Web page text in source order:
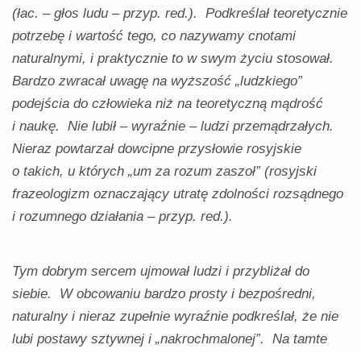
(łac. – głos ludu – przyp. red.). Podkreślał teoretycznie
potrzebę i wartość tego, co nazywamy cnotami
naturalnymi, i praktycznie to w swym życiu stosował.
Bardzo zwracał uwagę na wyższość „ludzkiego”
podejścia do człowieka niż na teoretyczną mądrość
i naukę. Nie lubił – wyraźnie – ludzi przemądrzałych.
Nieraz powtarzał dowcipne przysłowie rosyjskie
o takich, u których „um za rozum zaszoł” (rosyjski
frazeologizm oznaczający utratę zdolności rozsądnego
i rozumnego działania – przyp. red.).
Tym dobrym sercem ujmował ludzi i przybliżał do
siebie. W obcowaniu bardzo prosty i bezpośredni,
naturalny i nieraz zupełnie wyraźnie podkreślał, że nie
lubi postawy sztywnej i „nakrochmalonej”. Na tamte